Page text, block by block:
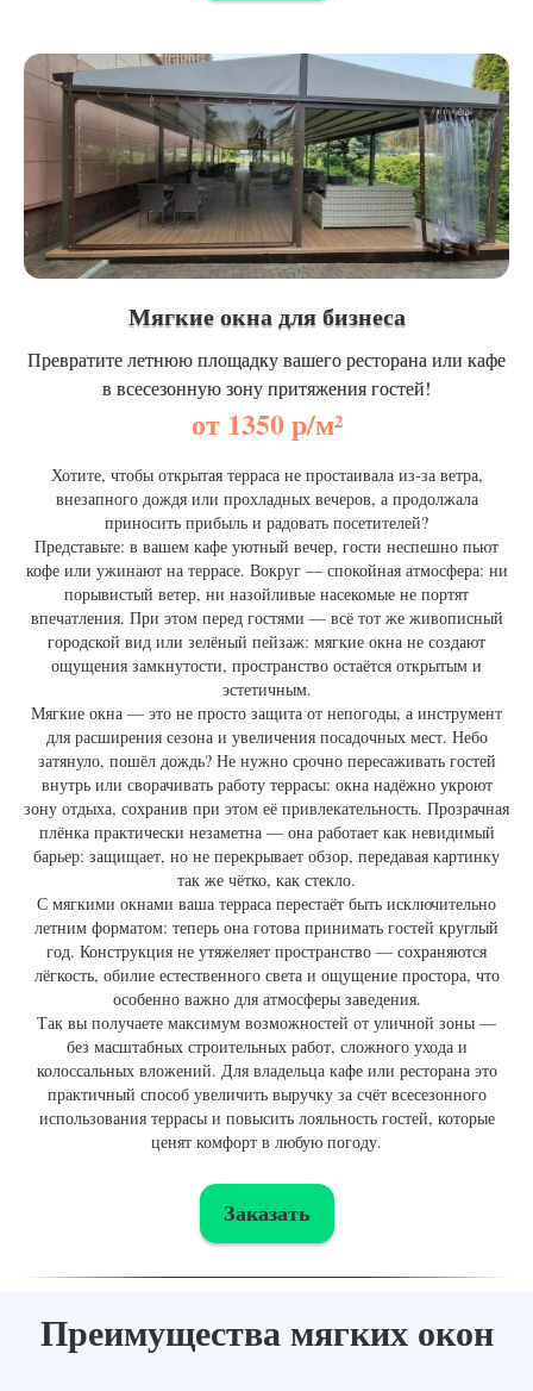
Мягкие окна для бизнеса
Превратите летнюю площадку вашего ресторана или кафе
в всесезонную зону притяжения гостей!
от 1350 р/м²
Хотите, чтобы открытая терраса не простаивала из‑за ветра,
внезапного дождя или прохладных вечеров, а продолжала
приносить прибыль и радовать посетителей?
Представьте: в вашем кафе уютный вечер, гости неспешно пьют
кофе или ужинают на террасе. Вокруг — спокойная атмосфера: ни
порывистый ветер, ни назойливые насекомые не портят
впечатления. При этом перед гостями — всё тот же живописный
городской вид или зелёный пейзаж: мягкие окна не создают
ощущения замкнутости, пространство остаётся открытым и
эстетичным.
Мягкие окна — это не просто защита от непогоды, а инструмент
для расширения сезона и увеличения посадочных мест. Небо
затянуло, пошёл дождь? Не нужно срочно пересаживать гостей
внутрь или сворачивать работу террасы: окна надёжно укроют
зону отдыха, сохранив при этом её привлекательность. Прозрачная
плёнка практически незаметна — она работает как невидимый
барьер: защищает, но не перекрывает обзор, передавая картинку
так же чётко, как стекло.
С мягкими окнами ваша терраса перестаёт быть исключительно
летним форматом: теперь она готова принимать гостей круглый
год. Конструкция не утяжеляет пространство — сохраняются
лёгкость, обилие естественного света и ощущение простора, что
особенно важно для атмосферы заведения.
Так вы получаете максимум возможностей от уличной зоны —
без масштабных строительных работ, сложного ухода и
колоссальных вложений. Для владельца кафе или ресторана это
практичный способ увеличить выручку за счёт всесезонного
использования террасы и повысить лояльность гостей, которые
ценят комфорт в любую погоду.
Заказать
Преимущества мягких окон